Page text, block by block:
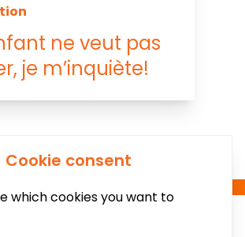
ne veut pas
je m’inquiète!
Cookie consent
which cookies you want to